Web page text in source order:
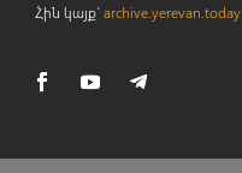
Հին կայք`archive.yerevan.today